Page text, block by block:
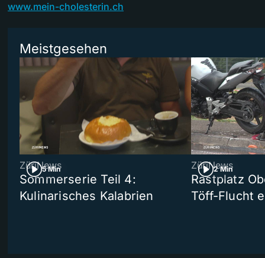
www.mein-cholesterin.ch
Meistgesehen
5 Min
ZüriNews
Sommerserie Teil 4:
Kulinarisches Kalabrien
2 Min
ZüriNews
Rastplatz
Töff-Flucht